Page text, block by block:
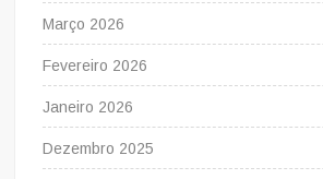
Março 2026
Fevereiro 2026
Janeiro 2026
Dezembro 2025